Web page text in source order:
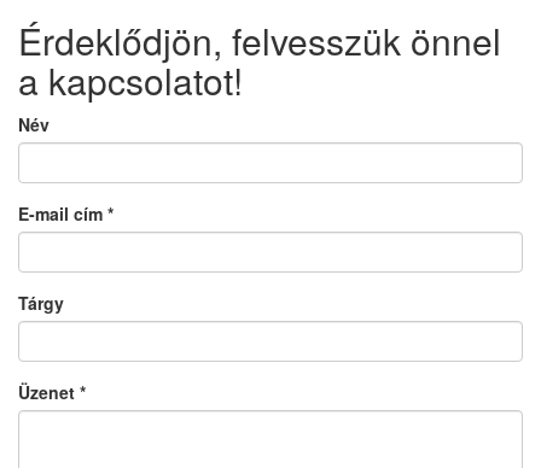
Érdeklődjön, felvesszük önnel
a kapcsolatot!
Név
E-mail cím *
Tárgy
Üzenet *